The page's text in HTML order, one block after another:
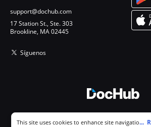
support@dochub.com
17 Station St., Ste. 303
Brookline, MA 02445
Síguenos
Cookie consent notice
This site uses cookies to enhance site navigation...